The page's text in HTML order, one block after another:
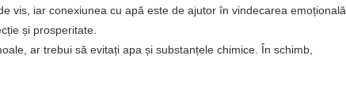
vis, iar conexiunea cu apă este de ajutor în vindecarea emoțională.
și prosperitate.
ar trebui să evitați apa și substanțele chimice. În schimb,